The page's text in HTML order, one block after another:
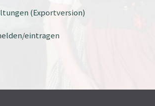
(Exportversion)
eintragen